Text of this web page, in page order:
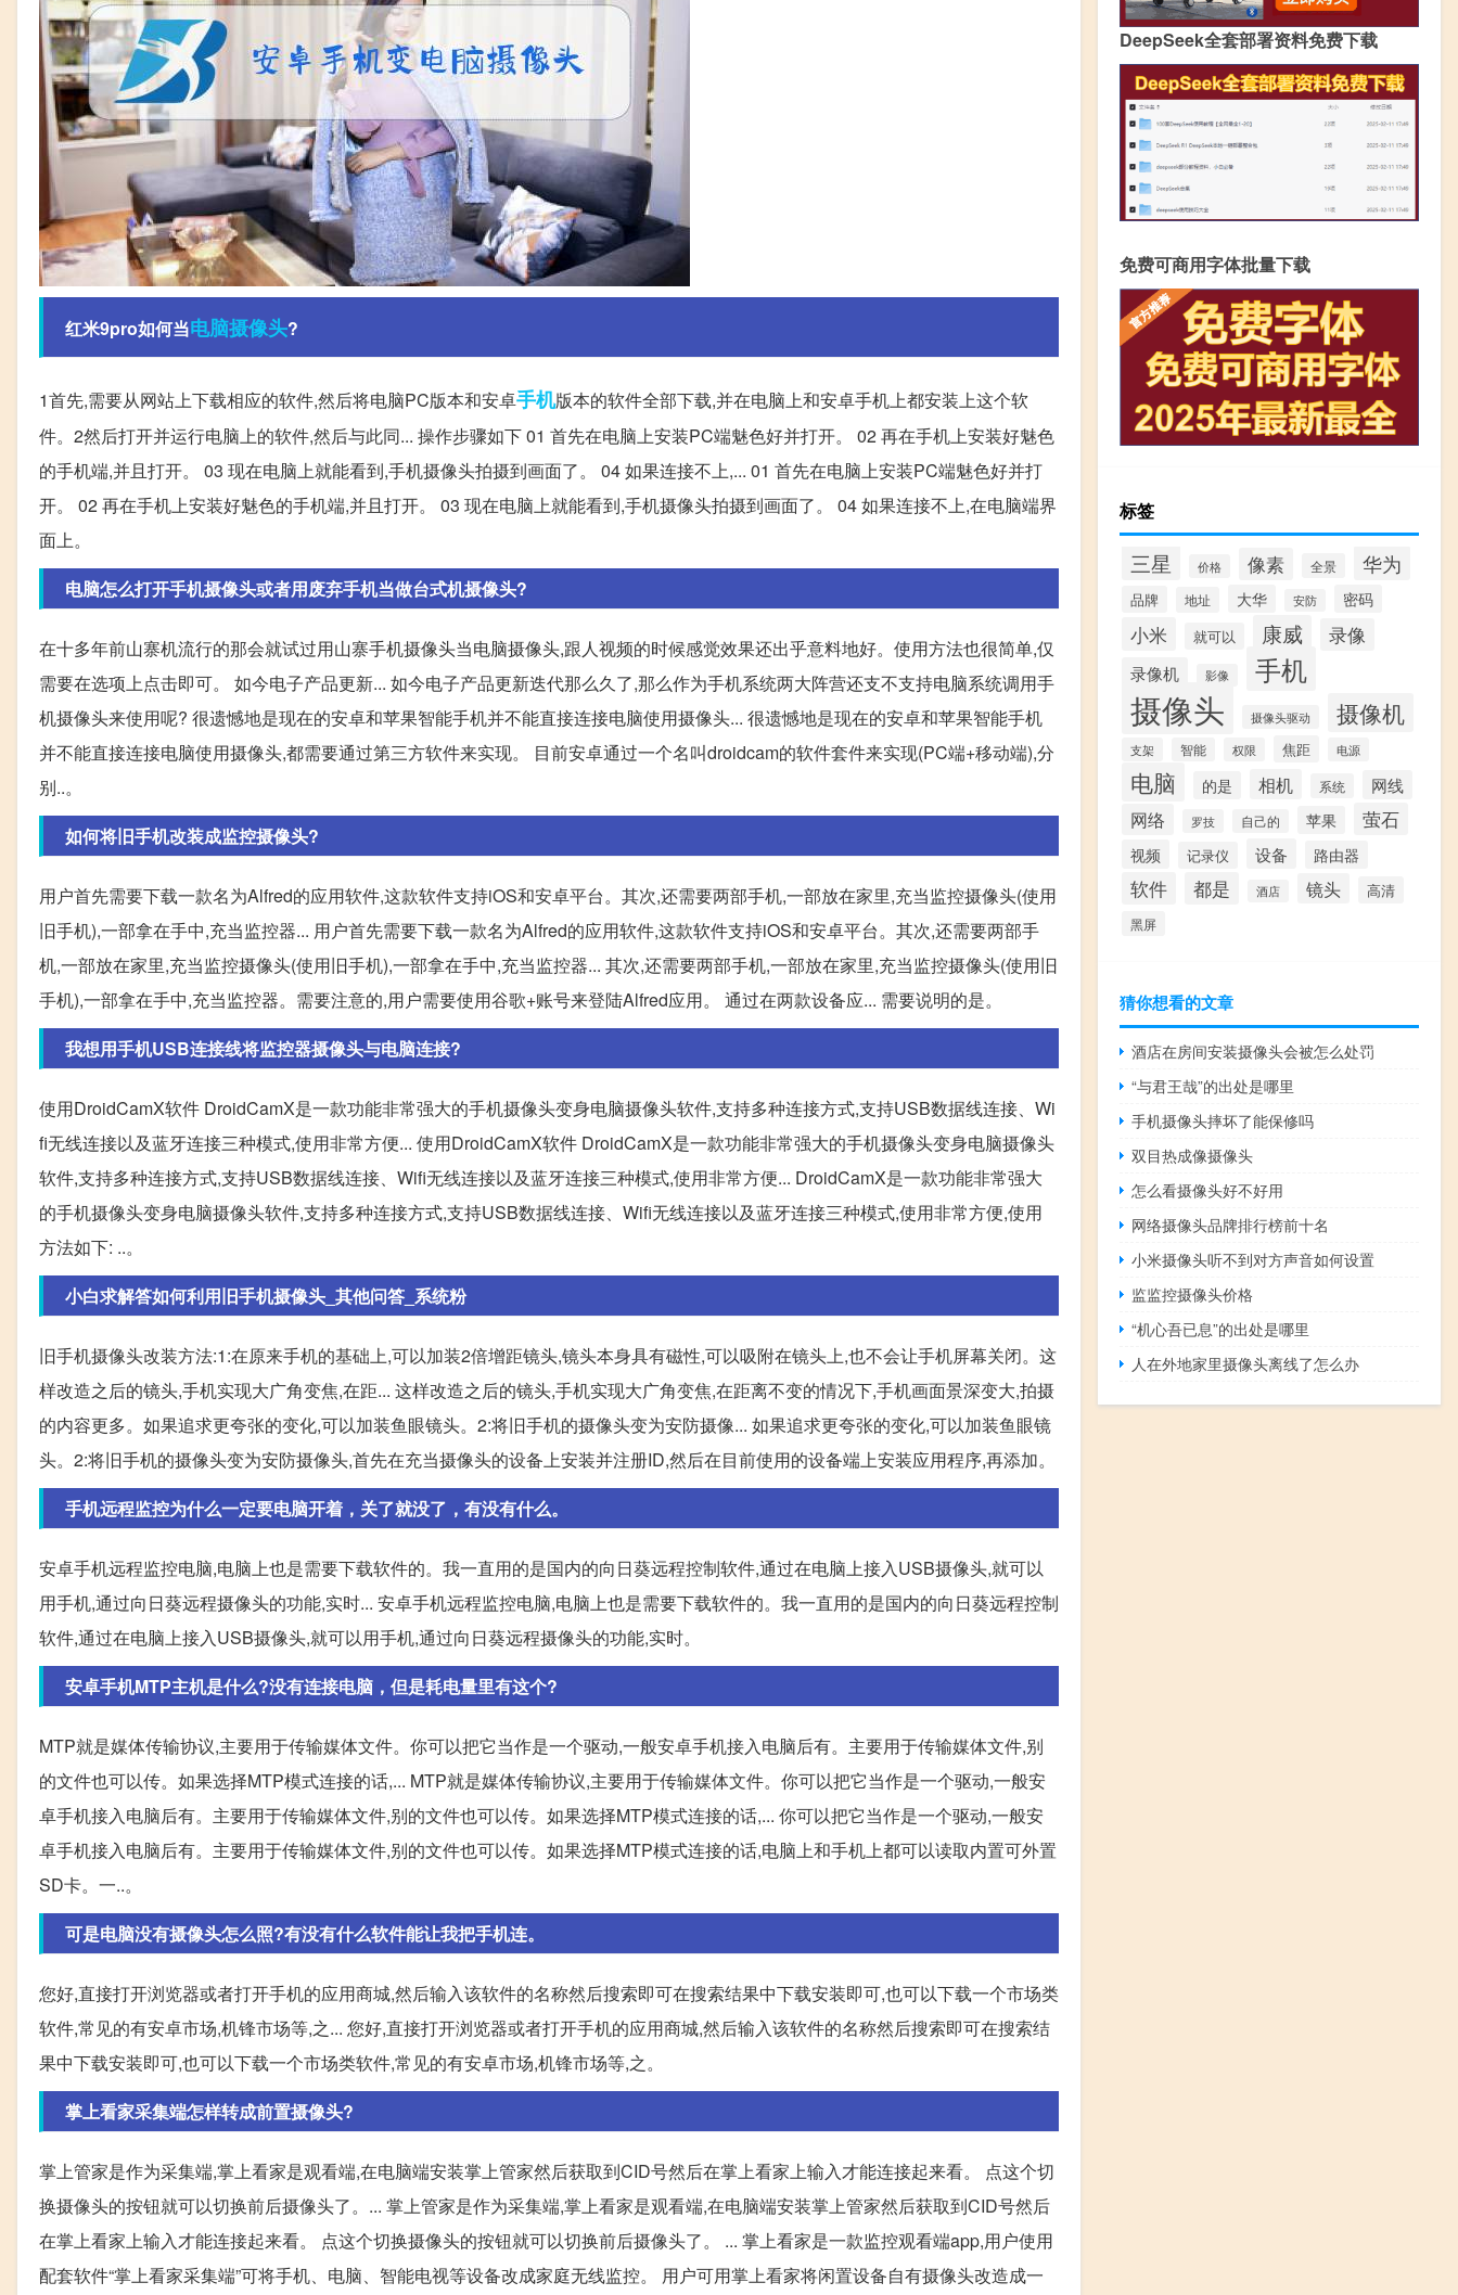
红米9pro如何当电脑摄像头?
1首先,需要从网站上下载相应的软件,然后将电脑PC版本和安卓手机版本的软件全部下载,并在电脑上和安卓手机上都安装上这个软
件。2然后打开并运行电脑上的软件,然后与此同... 操作步骤如下 01 首先在电脑上安装PC端魅色好并打开。 02 再在手机上安装好魅色
的手机端,并且打开。 03 现在电脑上就能看到,手机摄像头拍摄到画面了。 04 如果连接不上,... 01 首先在电脑上安装PC端魅色好并打
开。 02 再在手机上安装好魅色的手机端,并且打开。 03 现在电脑上就能看到,手机摄像头拍摄到画面了。 04 如果连接不上,在电脑端界
面上。
电脑怎么打开手机摄像头或者用废弃手机当做台式机摄像头?
在十多年前山寨机流行的那会就试过用山寨手机摄像头当电脑摄像头,跟人视频的时候感觉效果还出乎意料地好。使用方法也很简单,仅
需要在选项上点击即可。 如今电子产品更新... 如今电子产品更新迭代那么久了,那么作为手机系统两大阵营还支不支持电脑系统调用手
机摄像头来使用呢? 很遗憾地是现在的安卓和苹果智能手机并不能直接连接电脑使用摄像头... 很遗憾地是现在的安卓和苹果智能手机
并不能直接连接电脑使用摄像头,都需要通过第三方软件来实现。 目前安卓通过一个名叫droidcam的软件套件来实现(PC端+移动端),分
别..。
如何将旧手机改装成监控摄像头?
用户首先需要下载一款名为Alfred的应用软件,这款软件支持iOS和安卓平台。其次,还需要两部手机,一部放在家里,充当监控摄像头(使用
旧手机),一部拿在手中,充当监控器... 用户首先需要下载一款名为Alfred的应用软件,这款软件支持iOS和安卓平台。其次,还需要两部手
机,一部放在家里,充当监控摄像头(使用旧手机),一部拿在手中,充当监控器... 其次,还需要两部手机,一部放在家里,充当监控摄像头(使用旧
手机),一部拿在手中,充当监控器。需要注意的,用户需要使用谷歌+账号来登陆Alfred应用。 通过在两款设备应... 需要说明的是。
我想用手机USB连接线将监控器摄像头与电脑连接?
使用DroidCamX软件 DroidCamX是一款功能非常强大的手机摄像头变身电脑摄像头软件,支持多种连接方式,支持USB数据线连接、Wi
fi无线连接以及蓝牙连接三种模式,使用非常方便... 使用DroidCamX软件 DroidCamX是一款功能非常强大的手机摄像头变身电脑摄像头
软件,支持多种连接方式,支持USB数据线连接、Wifi无线连接以及蓝牙连接三种模式,使用非常方便... DroidCamX是一款功能非常强大
的手机摄像头变身电脑摄像头软件,支持多种连接方式,支持USB数据线连接、Wifi无线连接以及蓝牙连接三种模式,使用非常方便,使用
方法如下: ..。
小白求解答如何利用旧手机摄像头_其他问答_系统粉
旧手机摄像头改装方法:1:在原来手机的基础上,可以加装2倍增距镜头,镜头本身具有磁性,可以吸附在镜头上,也不会让手机屏幕关闭。这
样改造之后的镜头,手机实现大广角变焦,在距... 这样改造之后的镜头,手机实现大广角变焦,在距离不变的情况下,手机画面景深变大,拍摄
的内容更多。如果追求更夸张的变化,可以加装鱼眼镜头。2:将旧手机的摄像头变为安防摄像... 如果追求更夸张的变化,可以加装鱼眼镜
头。2:将旧手机的摄像头变为安防摄像头,首先在充当摄像头的设备上安装并注册ID,然后在目前使用的设备端上安装应用程序,再添加。
手机远程监控为什么一定要电脑开着，关了就没了，有没有什么。
安卓手机远程监控电脑,电脑上也是需要下载软件的。我一直用的是国内的向日葵远程控制软件,通过在电脑上接入USB摄像头,就可以
用手机,通过向日葵远程摄像头的功能,实时... 安卓手机远程监控电脑,电脑上也是需要下载软件的。我一直用的是国内的向日葵远程控制
软件,通过在电脑上接入USB摄像头,就可以用手机,通过向日葵远程摄像头的功能,实时。
安卓手机MTP主机是什么?没有连接电脑，但是耗电量里有这个?
MTP就是媒体传输协议,主要用于传输媒体文件。你可以把它当作是一个驱动,一般安卓手机接入电脑后有。主要用于传输媒体文件,别
的文件也可以传。如果选择MTP模式连接的话,... MTP就是媒体传输协议,主要用于传输媒体文件。你可以把它当作是一个驱动,一般安
卓手机接入电脑后有。主要用于传输媒体文件,别的文件也可以传。如果选择MTP模式连接的话,... 你可以把它当作是一个驱动,一般安
卓手机接入电脑后有。主要用于传输媒体文件,别的文件也可以传。如果选择MTP模式连接的话,电脑上和手机上都可以读取内置可外置
SD卡。一..。
可是电脑没有摄像头怎么照?有没有什么软件能让我把手机连。
您好,直接打开浏览器或者打开手机的应用商城,然后输入该软件的名称然后搜索即可在搜索结果中下载安装即可,也可以下载一个市场类
软件,常见的有安卓市场,机锋市场等,之... 您好,直接打开浏览器或者打开手机的应用商城,然后输入该软件的名称然后搜索即可在搜索结
果中下载安装即可,也可以下载一个市场类软件,常见的有安卓市场,机锋市场等,之。
掌上看家采集端怎样转成前置摄像头?
掌上管家是作为采集端,掌上看家是观看端,在电脑端安装掌上管家然后获取到CID号然后在掌上看家上输入才能连接起来看。 点这个切
换摄像头的按钮就可以切换前后摄像头了。... 掌上管家是作为采集端,掌上看家是观看端,在电脑端安装掌上管家然后获取到CID号然后
在掌上看家上输入才能连接起来看。 点这个切换摄像头的按钮就可以切换前后摄像头了。 ... 掌上看家是一款监控观看端app,用户使用
配套软件“掌上看家采集端”可将手机、电脑、智能电视等设备改成家庭无线监控。 用户可用掌上看家将闲置设备自有摄像头改造成一
DeepSeek全套部署资料免费下载
免费可商用字体批量下载
标签
三星 价格 像素 全景 华为
品牌 地址 大华 安防 密码
小米 就可以 康威 录像
录像机 影像 手机
摄像头 摄像头驱动 摄像机
支架 智能 权限 焦距 电源
电脑 的是 相机 系统 网线
网络 罗技 自己的 苹果 萤石
视频 记录仪 设备 路由器
软件 都是 酒店 镜头 高清
黑屏
猜你想看的文章
酒店在房间安装摄像头会被怎么处罚
“与君王哉”的出处是哪里
手机摄像头摔坏了能保修吗
双目热成像摄像头
怎么看摄像头好不好用
网络摄像头品牌排行榜前十名
小米摄像头听不到对方声音如何设置
监监控摄像头价格
“机心吾已息”的出处是哪里
人在外地家里摄像头离线了怎么办